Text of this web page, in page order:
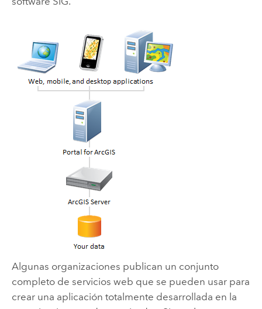
Algunas organizaciones publican un conjunto
completo de servicios web que se pueden usar para
crear una aplicación totalmente desarrollada en la